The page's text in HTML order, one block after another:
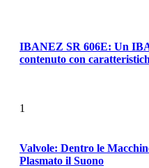
IBANEZ SR 606E: Un
contenuto con
1
Valvole: Dentro le
Plasmato il Suono